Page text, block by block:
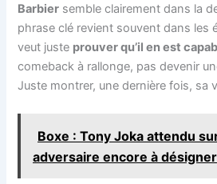
Barbier semble clairement dans la
phrase clé revient souvent dans les
veut juste prouver qu’il en est
comeback à rallonge, pas devenir
Juste montrer, une dernière fois, sa
Boxe : Tony Joka attendu
adversaire encore à désigner